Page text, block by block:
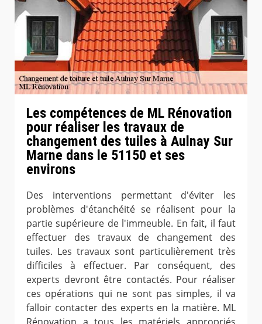
Les compétences de ML Rénovation
pour réaliser les travaux de
changement des tuiles à Aulnay Sur
Marne dans le 51150 et ses
environs
Des interventions permettant d'éviter les
problèmes d'étanchéité se réalisent pour la
partie supérieure de l'immeuble. En fait, il faut
effectuer des travaux de changement des
tuiles. Les travaux sont particulièrement très
difficiles à effectuer. Par conséquent, des
experts devront être contactés. Pour réaliser
ces opérations qui ne sont pas simples, il va
falloir contacter des experts en la matière. ML